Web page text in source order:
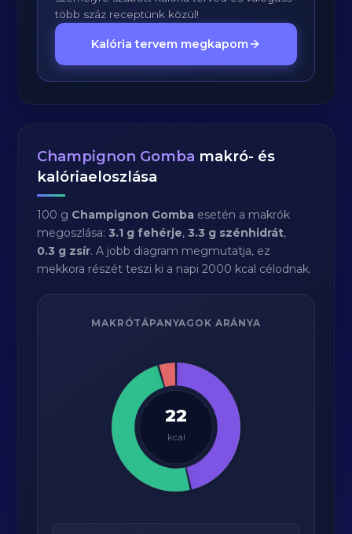
több száz receptünk közül!
Kalória tervem megkapom
Champignon Gomba makró- és
kalóriaeloszlása
100 g Champignon Gomba esetén a makrók
megoszlása:3.1 g fehérje,3.3 g szénhidrát,
0.3 g zsír. A jobb diagram megmutatja, ez
mekkora részét teszi ki a napi 2000 kcal célodnak.
MAKRÓTÁPANYAGOK ARÁNYA
22
kcal